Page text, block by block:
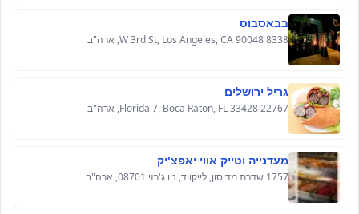
בבאסבוס
8338 W 3rd St, Los Angeles, CA 90048, ארה"ב
גריל ירושלים
22767 Florida 7, Boca Raton, FL 33428, ארה"ב
מעדנייה וטייק אווי יאפצ'יק
1757 שדרת מדיסון, לייקווד, ניו ג'רזי 08701, ארה"ב